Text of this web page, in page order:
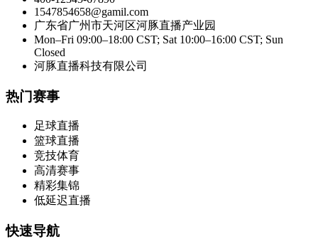
1547854658@gamil.com
广东省广州市天河区河豚直播产业园
Mon–Fri 09:00–18:00 CST; Sat 10:00–16:00 CST; Sun
Closed
河豚直播科技有限公司
热门赛事
足球直播
篮球直播
竞技体育
高清赛事
精彩集锦
低延迟直播
快速导航